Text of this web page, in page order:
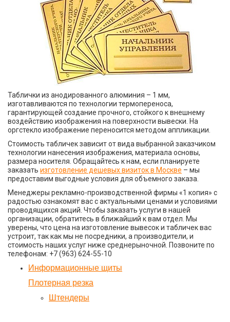
Таблички из анодированного алюминия – 1 мм,
изготавливаются по технологии термопереноса,
гарантирующей создание прочного, стойкого к внешнему
воздействию изображения на поверхности вывески. На
оргстекло изображение переносится методом аппликации.
Стоимость табличек зависит от вида выбранной заказчиком
технологии нанесения изображения, материала основы,
размера носителя. Обращайтесь к нам, если планируете
заказать изготовление дешевых визиток в Москве – мы
предоставим выгодные условия для объемного заказа.
Менеджеры рекламно-производственной фирмы «1 копия» с
радостью ознакомят вас с актуальными ценами и условиями
проводящихся акций. Чтобы заказать услуги в нашей
организации, обратитесь в ближайший к вам отдел. Мы
уверены, что цена на изготовление вывесок и табличек вас
устроит, так как мы не посредники, а производители, и
стоимость наших услуг ниже среднерыночной. Позвоните по
телефонам: +7 (963) 624-55-10
Информационные щиты
Плотерная резка
Штендеры